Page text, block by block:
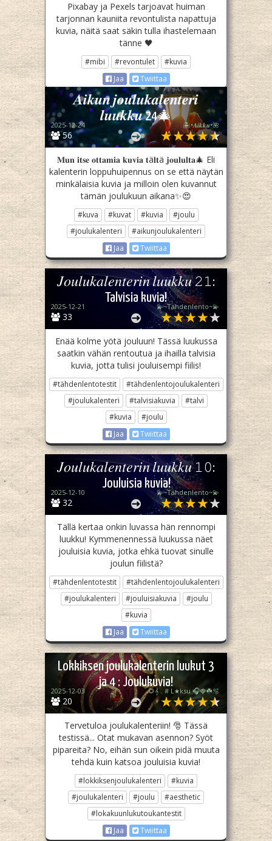
Pixabay ja Pexels tarjoavat huiman
tarjonnan kauniita revontulista napattuja
kuvia, näitä saat säkin tulla ihastelemaan
tänne 🖤
#mibi #revontulet
#kuvia
Jaa
Twiittaa
𝑨𝒊𝒌𝒖𝒏 𝒋𝒐𝒖𝒍𝒖𝒌𝒂𝒍𝒆𝒏𝒕𝒆𝒓𝒊
𝒍𝒖𝒖𝒌𝒌𝒖 24🎄
56
2025-12-24 🏝️•𝑨𝒊𝒌𝒌𝒖•🌺
𝐌𝐮𝐧 𝐢𝐭𝐬𝐞 𝐨𝐭𝐭𝐚𝐦𝐢𝐚 𝐤𝐮𝐯𝐢𝐚 𝐭ä𝐥𝐭ä 𝐣𝐨𝐮𝐥𝐮𝐥𝐭𝐚🎄 Eli
kalenterin loppuhuipennus on se että näytän
minkälaisia kuvia ja milloin olen kuvannut
tämän joulukuun aikana✨😍
#kuva #kuvat #kuvia
#joulu
#joulukalenteri
#aikunjoulukalenteri
Jaa
Twiittaa
𝐽𝑜𝑢𝑙𝑢𝑘𝑎𝑙𝑒𝑛𝑡𝑒𝑟𝑖𝑛 𝑙𝑢𝑢𝑘𝑘𝑢 𝟸𝟷:
Talvisia kuvia!
33
2025-12-21 💫~Tähdenlento~💫
Enää kolme yötä jouluun! Tässä luukussa
saatkin vähän rentoutua ja ihailla talvisia
kuvia, jotta tulisi jouluisempi fiilis!
#tähdenlentotestit
#tähdenlentojoulukalenteri
#joulukalenteri
#talvisiakuvia
#talvi
#kuvia
#joulu
Jaa
Twiittaa
𝐽𝑜𝑢𝑙𝑢𝑘𝑎𝑙𝑒𝑛𝑡𝑒𝑟𝑖𝑛 𝑙𝑢𝑢𝑘𝑘𝑢 𝟷𝟶:
Jouluisia kuvia!
32
2025-12-10 💫~Tähdenlento~💫
Tällä kertaa onkin luvassa hän rennompi
luukku! Kymmenennessä luukussa näet
jouluisia kuvia, jotka ehkä tuovat sinulle
joulun fiilistä?
#tähdenlentotestit
#tähdenlentojoulukalenteri
#joulukalenteri
#jouluisiakuvia
#joulu
#kuvia
Jaa
Twiittaa
Lokkiksen joulukalenterin luukut 3
ja 4 : Joulukuvia!
20
2025-12-03 🌻𝄞 . # L★ksu 🎧🍓☘️🫧
Tervetuloa joulukalenteriin! 🎅 Tässä
testissä... Otat mukavan asennon? Syöt
pipareita? No, eihän sun oikein pidä muuta
tehdä kuin katsoa jouluisia kuvia!
#lokkiksenjoulukalenteri
#kuvia
#joulukalenteri
#joulu
#aesthetic
#lokakuunlukutoukantestit
Jaa
Twiittaa